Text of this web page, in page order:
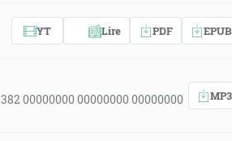
YT Lire PDF EPUB
00000000 00000000 00000000
MP3